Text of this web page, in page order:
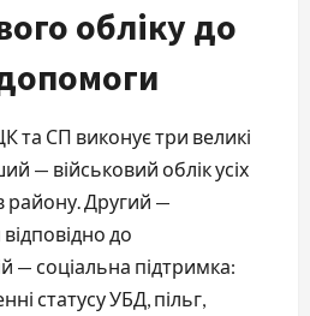
обліку до
та СП виконує три великі
— військовий облік усіх
району. Другий —
відповідно до
— соціальна підтримка:
статусу УБД, пільг,